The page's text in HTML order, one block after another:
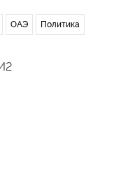
ОАЭ Политика